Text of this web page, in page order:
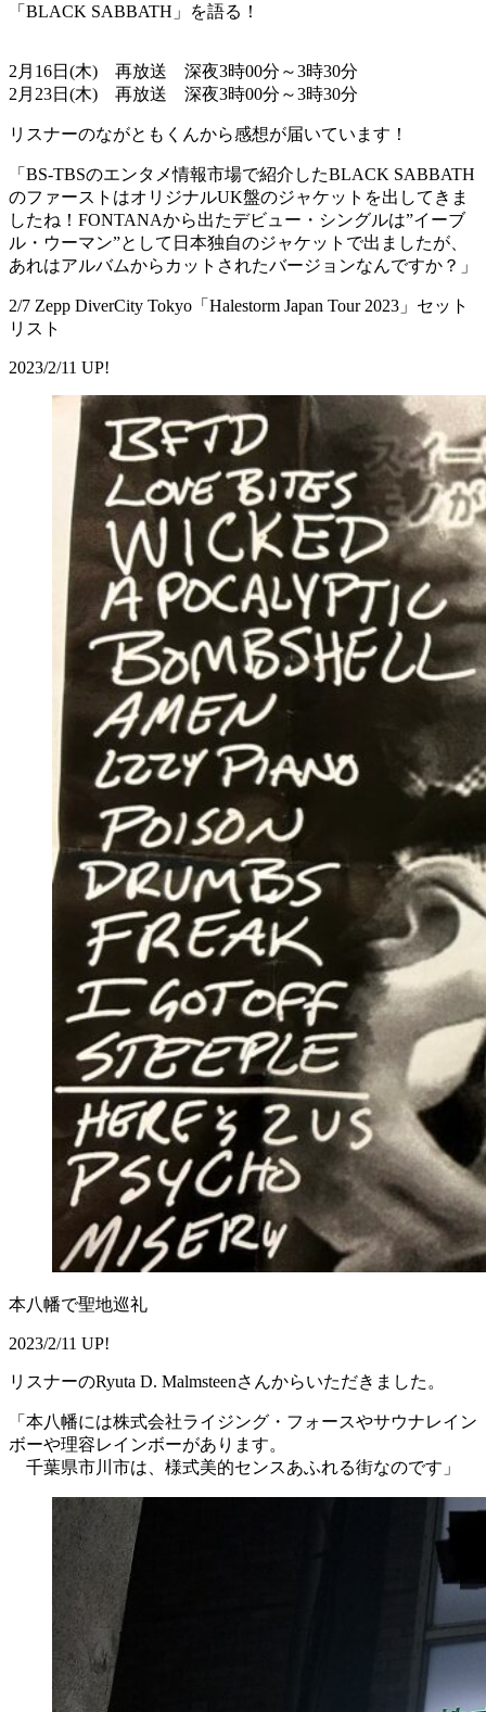
「BLACK SABBATH」を語る！
2月16日(木) 再放送 深夜3時00分～3時30分
2月23日(木) 再放送 深夜3時00分～3時30分
リスナーのながともくんから感想が届いています！
「BS-TBSのエンタメ情報市場で紹介したBLACK SABBATH
のファーストはオリジナルUK盤のジャケットを出してきま
したね！FONTANAから出たデビュー・シングルは”イーブ
ル・ウーマン”として日本独自のジャケットで出ましたが、
あれはアルバムからカットされたバージョンなんですか？」
2/7 Zepp DiverCity Tokyo「Halestorm Japan Tour 2023」セット
リスト
2023/2/11 UP!
本八幡で聖地巡礼
2023/2/11 UP!
リスナーのRyuta D. Malmsteenさんからいただきました。
「本八幡には株式会社ライジング・フォースやサウナレイン
ボーや理容レインボーがあります。
千葉県市川市は、様式美的センスあふれる街なのです」